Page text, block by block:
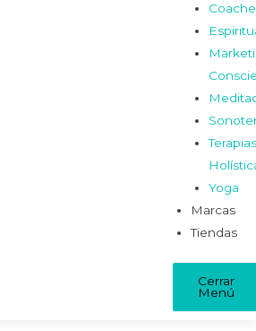
Yoga
Marcas
Tiendas
Cerrar
Menú